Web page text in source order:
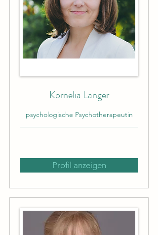
Kornelia Langer
psychologische Psychotherapeutin
Profil anzeigen